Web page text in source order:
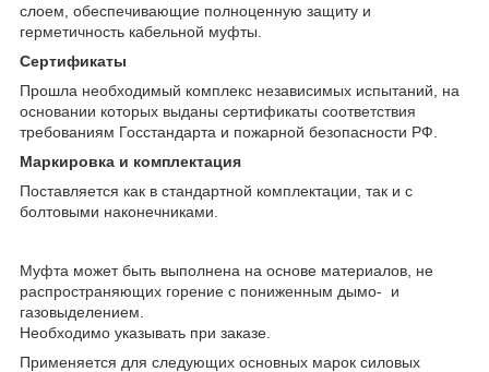
слоем, обеспечивающие полноценную защиту и
герметичность кабельной муфты.
Сертификаты
Прошла необходимый комплекс независимых испытаний, на
основании которых выданы сертификаты соответствия
требованиям Госстандарта и пожарной безопасности РФ.
Маркировка и комплектация
Поставляется как в стандартной комплектации, так и с
болтовыми наконечниками.
Муфта может быть выполнена на основе материалов, не
распространяющих горение с пониженным дымо- и
газовыделением.
Необходимо указывать при заказе.
Применяется для следующих основных марок силовых